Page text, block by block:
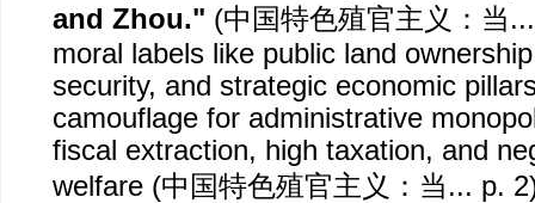
and Zhou." (中国特色殖官主义：当
moral labels like public land
security, and strategic economic
camouflage for administrative
fiscal extraction, high taxation, and
welfare (中国特色殖官主义：当... p.